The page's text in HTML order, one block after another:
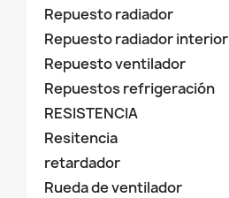
Repuesto radiador
Repuesto radiador interior
Repuesto ventilador
Repuestos refrigeración
RESISTENCIA
Resitencia
retardador
Rueda de ventilador